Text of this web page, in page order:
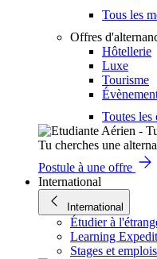
Tous les
Offres
Hôtellerie
Luxe
Tourisme
Toutes les
Tu cherches une
Postule à une offre
International
International
Étudier à
Learning
Stages et